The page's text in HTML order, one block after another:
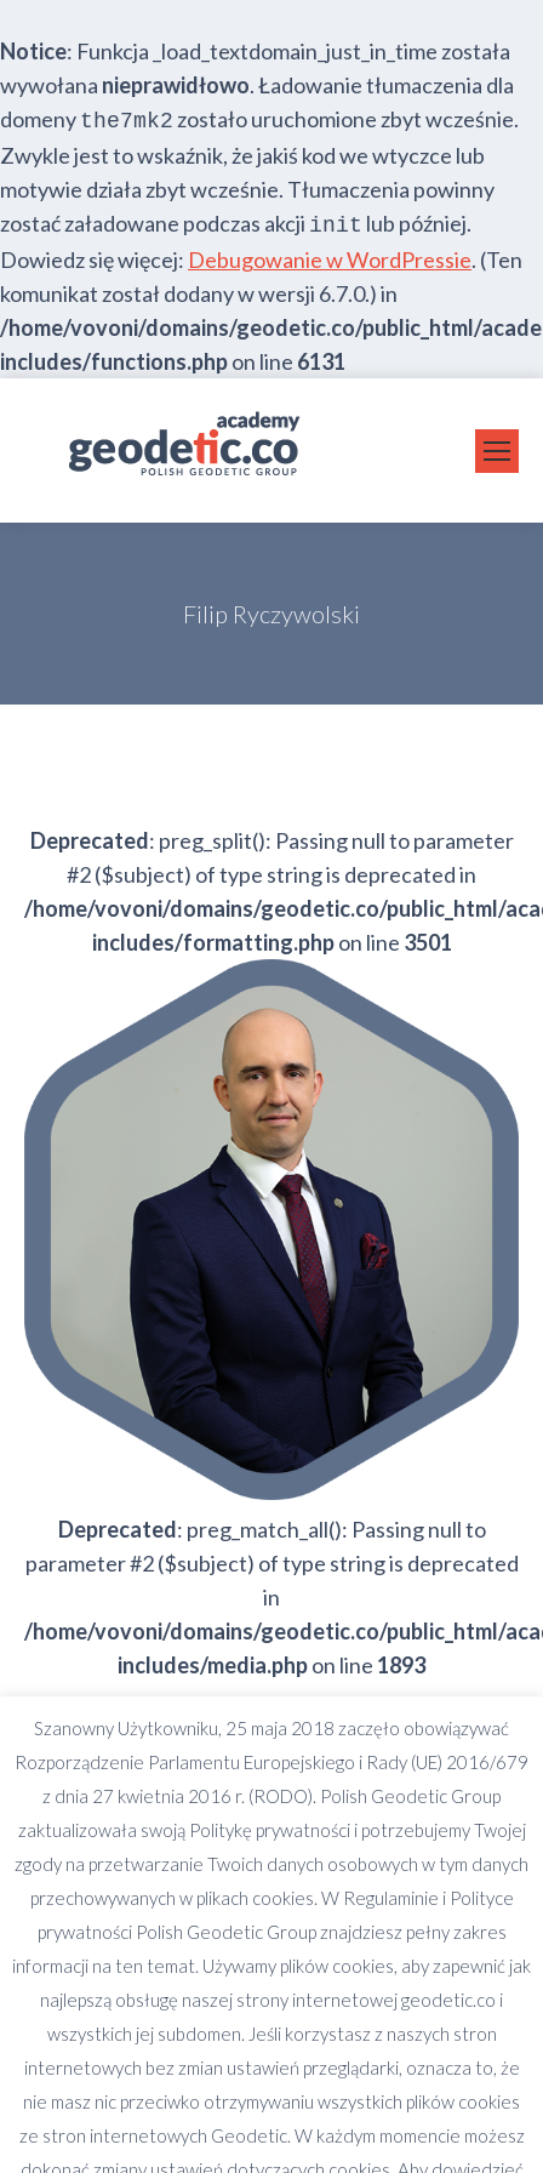
Notice: Funkcja _load_textdomain_just_in_time została
wywołana nieprawidłowo. Ładowanie tłumaczenia dla
domeny the7mk2 zostało uruchomione zbyt wcześnie.
Zwykle jest to wskaźnik, że jakiś kod we wtyczce lub
motywie działa zbyt wcześnie. Tłumaczenia powinny
zostać załadowane podczas akcji init lub później.
Dowiedz się więcej: Debugowanie w WordPressie. (Ten
komunikat został dodany w wersji 6.7.0.) in
/home/vovoni/domains/geodetic.co/public_html/
includes/functions.phpon line 6131
Filip Ryczywolski
Deprecated: preg_split(): Passing null to parameter
#2 ($subject) of type string is deprecated in
/home/vovoni/domains/geodetic.co/public_html/
includes/formatting.phpon line 3501
Deprecated: preg_match_all(): Passing null to
parameter #2 ($subject) of type string is deprecated
in
/home/vovoni/domains/geodetic.co/public_html/
includes/media.phpon line 1893
Deprecated: preg_split(): Passing null to parameter
#2 ($subject) of type string is deprecated in
/home/vovoni/domains/geodetic.co/public_html/
includes/formatting.phpon line3501
Deprecated: preg_split(): Passing null to parameter
#2 ($subject) of type string is deprecated in
/home/vovoni/domains/geodetic.co/public_html/
includes/formatting.phpon line3501
Share this image
Share
on
Facebook
Share
on
X
Share
on
Pinterest
Share
on
LinkedIn
Share
on
WhatsApp
Szanowny Użytkowniku, 25 maja 2018 zaczęło obowiązywać
Rozporządzenie Parlamentu Europejskiego i Rady (UE) 2016/679
z dnia 27 kwietnia 2016 r. (RODO). Polish Geodetic Group
zaktualizowała swoją Politykę prywatności i potrzebujemy Twojej
zgody na przetwarzanie Twoich danych osobowych w tym danych
przechowywanych w plikach cookies. W Regulaminie i Polityce
prywatności Polish Geodetic Group znajdziesz pełny zakres
informacji na ten temat. Używamy plików cookies, aby zapewnić jak
najlepszą obsługę naszej strony internetowej geodetic.co i
wszystkich jej subdomen. Jeśli korzystasz z naszych stron
internetowych bez zmian ustawień przeglądarki, oznacza to, że
nie masz nic przeciwko otrzymywaniu wszystkich plików cookies
ze stron internetowych Geodetic. W każdym momencie możesz